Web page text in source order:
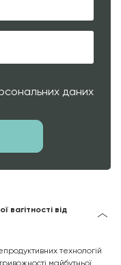
даних
вагітності від
технологій
майбутньої